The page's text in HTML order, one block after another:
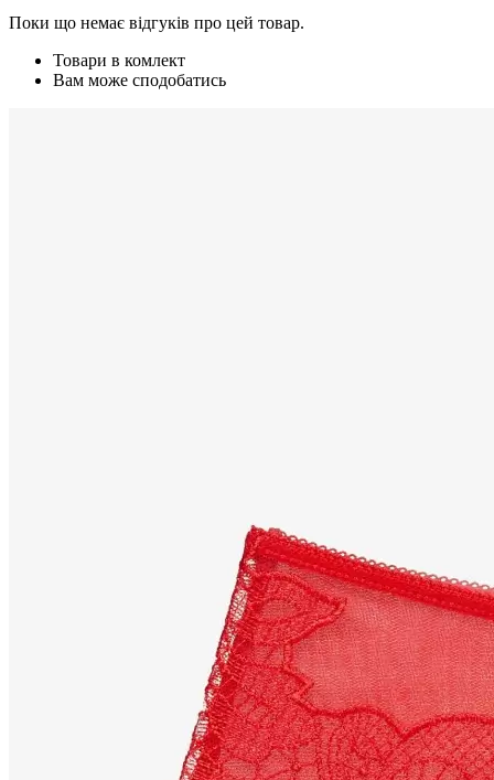
Поки що немає відгуків про цей товар.
Товари в комлект
Вам може сподобатись